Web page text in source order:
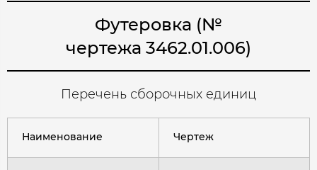
Футеровка (№
чертежа 3462.01.006)
Перечень сборочных единиц
Наименование Чертеж